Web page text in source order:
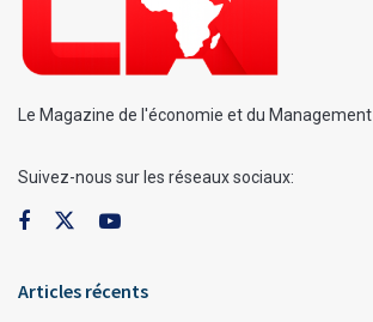
Le Magazine de l'économie et du Management
Suivez-nous sur les réseaux sociaux:
Articles récents